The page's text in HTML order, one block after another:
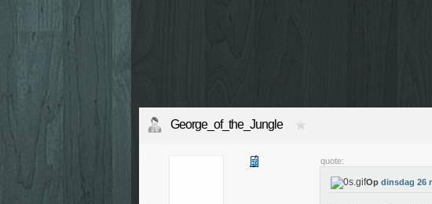
George_of_the_Jungle
quote:
Op dinsdag 26